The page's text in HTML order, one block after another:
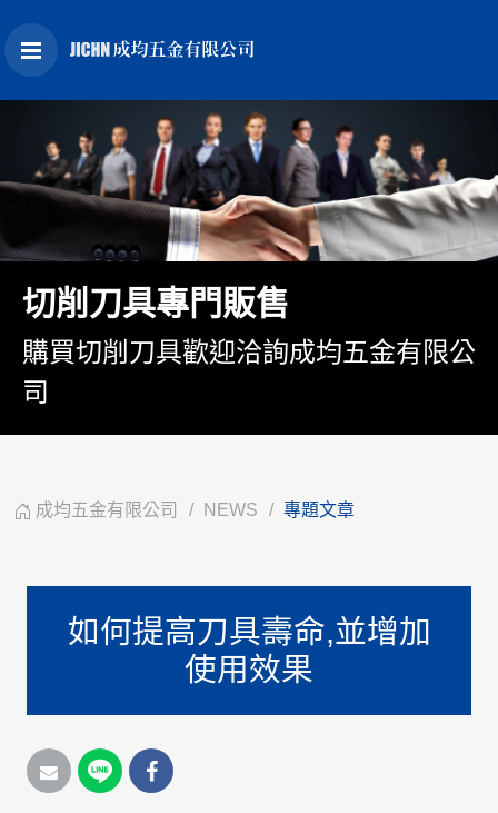
切削刀具專門販售
購買切削刀具歡迎洽詢成均五金有限公
司
成均五金有限公司 NEWS 專題文章
如何提高刀具壽命,並增加
使用效果